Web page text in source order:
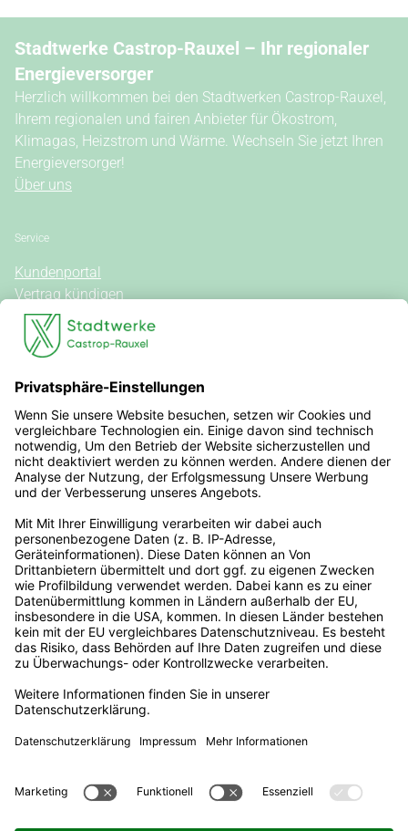
Stadtwerke Castrop-Rauxel – Ihr regionaler
Energieversorger
Herzlich willkommen bei den Stadtwerken Castrop-Rauxel,
Ihrem regionalen und fairen Anbieter für Ökostrom,
Klimagas, Heizstrom und Wärme. Wechseln Sie jetzt Ihren
Energieversorger!
Über uns
Service
Kundenportal
Vertrag kündigen
Kontakt
Vertrag widerrufen
Allgemeine Hinweise
Vertragsinformationen
Stromkennzeichnung
Außergerichtliche Streitbeilegung
Steuern, Umlagen, Abgaben & Gebühren
Veröffentlichungen nach REMIT
Erklärung zur Barrierefreiheit
Rechtliches
Impressum
Datenschutz
Informationspflichten
Nutzungsbedingungen
Datenaustausch
Adresse
Lönsstraße 12
Kundenbüro